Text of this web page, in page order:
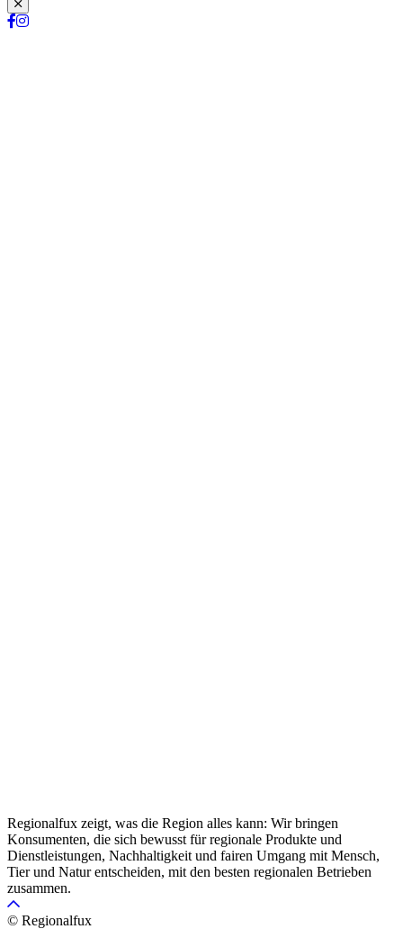
Schließen
Regionalfux zeigt, was die Region alles kann: Wir bringen
Konsumenten, die sich bewusst für regionale Produkte und
Dienstleistungen, Nachhaltigkeit und fairen Umgang mit Mensch,
Tier und Natur entscheiden, mit den besten regionalen Betrieben
zusammen.
© Regionalfux